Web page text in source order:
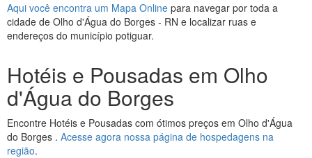
Aqui você encontra um Mapa Online para navegar por toda a
cidade de Olho d'Água do Borges - RN e localizar ruas e
endereços do município potiguar.
Hotéis e Pousadas em Olho
d'Água do Borges
Encontre Hotéis e Pousadas com ótimos preços em Olho d'Água
do Borges . Acesse agora nossa página de hospedagens na
região.